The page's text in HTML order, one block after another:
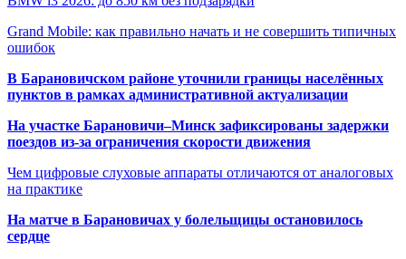
Grand Mobile: как правильно начать и не совершить типичных
ошибок
В Барановичском районе уточнили границы населённых
пунктов в рамках административной актуализации
На участке Барановичи–Минск зафиксированы задержки
поездов из-за ограничения скорости движения
Чем цифровые слуховые аппараты отличаются от аналоговых
на практике
На матче в Барановичах у болельщицы остановилось
сердце